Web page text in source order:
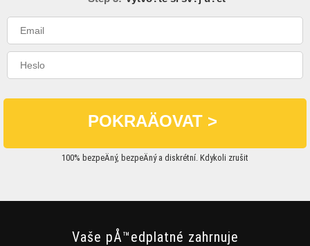
100% bezpeÄný, bezpeÄný a diskrétní. Kdykoli zrušit
Vaše pÅ™edplatné zahrnuje